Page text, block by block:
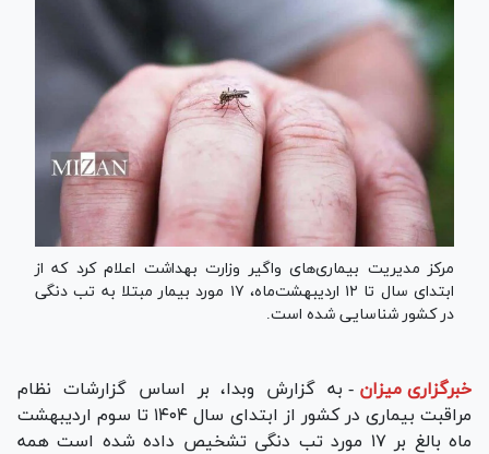
مرکز مدیریت بیماری‌های واگیر وزارت بهداشت اعلام کرد که از
ابتدای سال تا ۱۲ اردیبهشت‌ماه، ۱۷ مورد بیمار مبتلا به تب دنگی
در کشور شناسایی شده است.
خبرگزاری میزان - به گزارش وبدا، بر اساس گزارشات نظام
مراقبت بیماری در کشور از ابتدای سال ۱۴۰۴ تا سوم اردیبهشت
ماه بالغ بر ۱۷ مورد تب دنگی تشخیص داده شده است همه